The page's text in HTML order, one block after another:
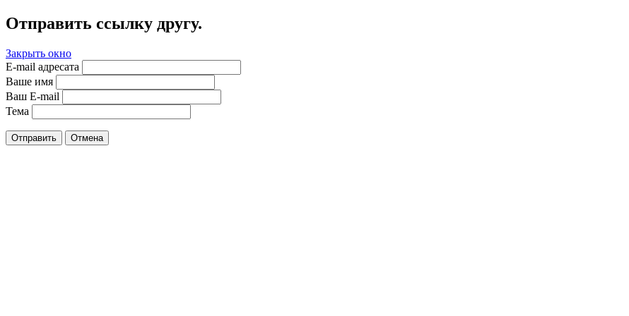
Отправить ссылку другу.
Закрыть окно
E-mail адресата
Ваше имя
Ваш E-mail
Тема
Отправить Отмена